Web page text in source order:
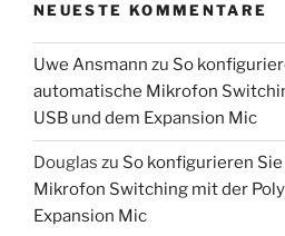
NEUESTE KOMMENTARE
Uwe Ansmann zu So
automatische Mikrofon
USB und dem Expansion Mic
Douglas zu So konfigurieren
Mikrofon Switching mit der
Expansion Mic